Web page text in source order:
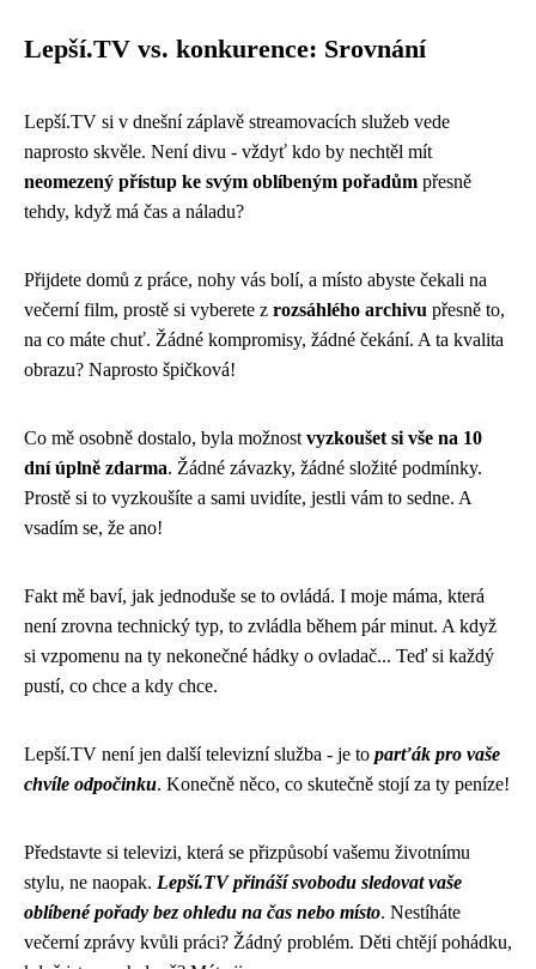
Lepší.TV vs. konkurence: Srovnání
Lepší.TV si v dnešní záplavě streamovacích služeb vede
naprosto skvěle. Není divu - vždyť kdo by nechtěl mít
neomezený přístup ke svým oblíbeným pořadům přesně
tehdy, když má čas a náladu?
Přijdete domů z práce, nohy vás bolí, a místo abyste čekali na
večerní film, prostě si vyberete z rozsáhlého archivu přesně to,
na co máte chuť. Žádné kompromisy, žádné čekání. A ta kvalita
obrazu? Naprosto špičková!
Co mě osobně dostalo, byla možnost vyzkoušet si vše na 10
dní úplně zdarma. Žádné závazky, žádné složité podmínky.
Prostě si to vyzkoušíte a sami uvidíte, jestli vám to sedne. A
vsadím se, že ano!
Fakt mě baví, jak jednoduše se to ovládá. I moje máma, která
není zrovna technický typ, to zvládla během pár minut. A když
si vzpomenu na ty nekonečné hádky o ovladač... Teď si každý
pustí, co chce a kdy chce.
Lepší.TV není jen další televizní služba - je to parťák pro vaše
chvíle odpočinku. Konečně něco, co skutečně stojí za ty peníze!
Představte si televizi, která se přizpůsobí vašemu životnímu
stylu, ne naopak. Lepší.TV přináší svobodu sledovat vaše
oblíbené pořady bez ohledu na čas nebo místo. Nestíháte
večerní zprávy kvůli práci? Žádný problém. Děti chtějí pohádku,